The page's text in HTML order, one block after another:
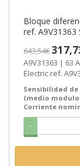
Bloque
ref. A9V31363
643,54€
A9V31363 | 63 A 30 mA Acti 9 7 Bloque Vigi de Schneider
Electric ref.
Sensibilidad
(medio
Corriente
-